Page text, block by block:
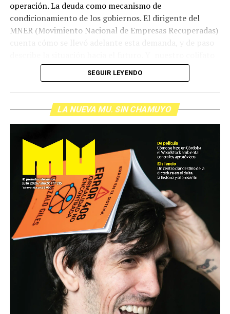
operación. La deuda como mecanismo de
condicionamiento de los gobiernos. El dirigente del
MNER (Movimiento Nacional de Empresas Recuperadas)
de cabecera Hugo López va a dar una definición
inolvidable sobre los normales y los anormales. Como
siempre, Pablo Marchetti que llega con música y con El
grito pelado.(Escuchá el programa completo)
Descargar los archivos de audio:Bloque 1/Bloque 2
Foto: Nacho Yuchark
Descargar el programa
La reproducción de este programa es libre. Sólo tenés
que mandar un mail a
infolavaca@yahoo.com.arpara
emitir todos los programas de Decí MU
SEGUIR LEYENDO
LA NUEVA MU. SIN CHAMUYO